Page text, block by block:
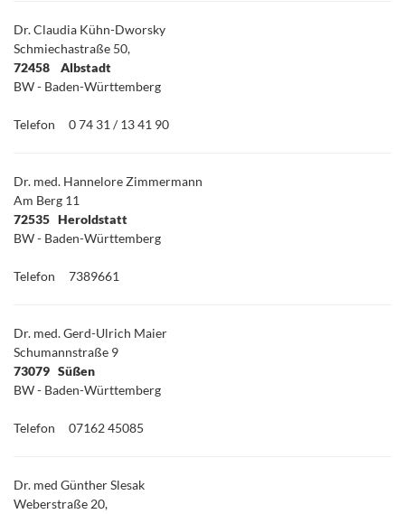
Dr. Claudia Kühn-Dworsky
Schmiechastraße 50,
72458 Albstadt
BW - Baden-Württemberg
Telefon 0 74 31 / 13 41 90
Dr. med. Hannelore Zimmermann
Am Berg 11
72535 Heroldstatt
BW - Baden-Württemberg
Telefon 7389661
Dr. med. Gerd-Ulrich Maier
Schumannstraße 9
73079 Süßen
BW - Baden-Württemberg
Telefon 07162 45085
Dr. med Günther Slesak
Weberstraße 20,